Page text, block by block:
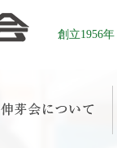
創立1956年